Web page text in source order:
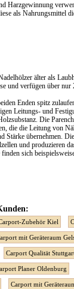
Harzgewinnung
als Nahrungsmittel
älter als
und verfügen über nur
Enden spitz
Leitungs- und
Die
die die Leitung von
Stärke übernehmen.
und produzieren
sich
Zubehör Kiel
mit Geräteraum
Carport Qualität
Planer Oldenburg
Carport mit